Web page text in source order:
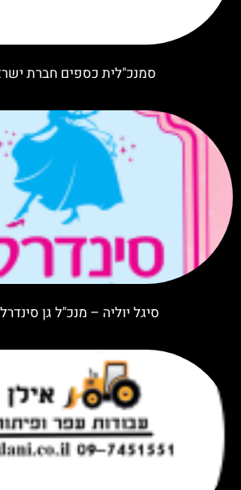
סמנכ"לית כספים חברת
סיגל יוליה – מנכ"ל גן